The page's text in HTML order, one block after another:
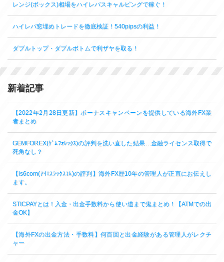
レンジ(ボックス)相場をハイレバスキャルピングで稼ぐ！
ハイレバ窓埋めトレードを徹底検証！540pipsの利益！
ダブルトップ・ダブルボトムで利ザヤを取る！
新着記事
【2022年2月28日更新】ボーナスキャンペーンを提供している海外FX業
者まとめ
GEMFOREX(ｹﾞﾑﾌｫﾚｯｸｽ)の評判を洗い直した結果…金融ライセンス取得で
死角なし？
【is6com(ｱｲｴｽｼｯｸｽｺﾑ)の評判】海外FX歴10年の管理人が正直にお伝えし
ます。
STICPAYとは！入金・出金手数料から使い道まで鬼まとめ！【ATMでの出
金OK】
【海外FXの出金方法・手数料】何百回と出金経験がある管理人がレクチ
ャー